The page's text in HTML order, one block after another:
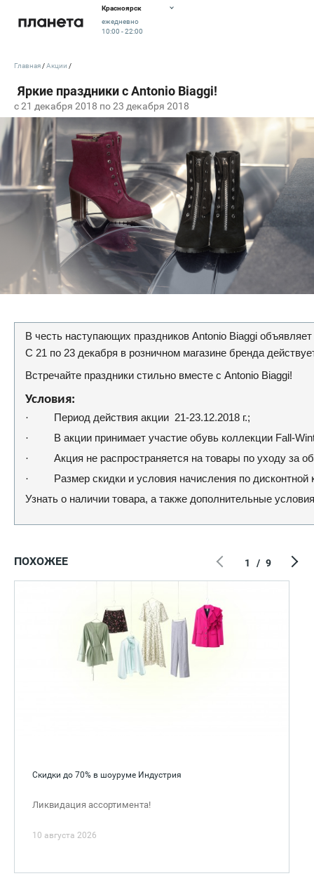
Красноярск
ежедневно
10:00 - 22:00
c 21 декабря 2018 по 23 декабря 2018
Главная Акции
В честь наступающих праздников Antonio Biaggi
С 21 по 23 декабря в розничном магазине бренда
Встречайте праздники стильно вместе с Antonio Biaggi!
Условия:
·
Период действия акции 21-23.12.2018 г.;
·
В акции принимает участие обувь коллекции Fall-
·
Акция не распространяется на товары по уходу за
·
Размер скидки и условия начисления по дисконтной
Узнать о наличии товара, а также дополнительные
ПОХОЖЕЕ
Скидки до 70% в шоуруме Индустрия
Ликвидация ассортимента!
10 августа 2026
1 / 9